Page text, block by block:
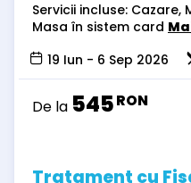
Servicii incluse: Cazare,
Masa în sistem card
19 Iun - 6 Sep 2026
De la 545RON
Tratament cu